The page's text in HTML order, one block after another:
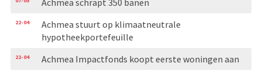
22-04
Achmea stuurt op klimaatneutrale
hypotheekportefeuille
22-04 Achmea Impactfonds koopt eerste woningen aan